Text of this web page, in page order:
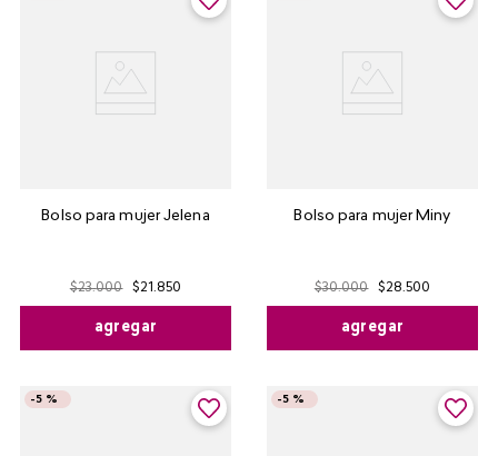
Bolso para mujer Jelena
$23.000 $21 .850
agregar
Bolso para mujer Miny
$30.000 $28.500
agregar
-5 % -5 %